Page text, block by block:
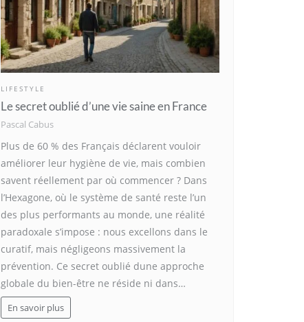
LIFESTYLE
Le secret oublié d’une vie saine en France
Pascal Cabus
Plus de 60 % des Français déclarent vouloir
améliorer leur hygiène de vie, mais combien
savent réellement par où commencer ? Dans
l’Hexagone, où le système de santé reste l’un
des plus performants au monde, une réalité
paradoxale s’impose : nous excellons dans le
curatif, mais négligeons massivement la
prévention. Ce secret oublié dune approche
globale du bien-être ne réside ni dans…
En savoir plus